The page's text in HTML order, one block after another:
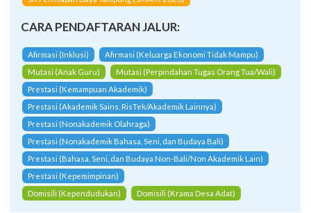
SK Penetapan Daya Tampung (SMA/K 2026)
CARA PENDAFTARAN JALUR:
Afirmasi (Inklusi)
Afirmasi (Keluarga Ekonomi Tidak Mampu)
Mutasi (Anak Guru)
Mutasi (Perpindahan Tugas Orang Tua/Wali)
Prestasi (Kemampuan Akademik)
Prestasi (Akademik Sains, RisTek/Akademik Lainnya)
Prestasi (Nonakademik Olahraga)
Prestasi (Nonakademik Bahasa, Seni, dan Budaya Bali)
Prestasi (Bahasa, Seni, dan Budaya Non-Bali/Non Akademik Lain)
Prestasi (Kepemimpinan)
Domisili (Kependudukan)
Domisili (Krama Desa Adat)